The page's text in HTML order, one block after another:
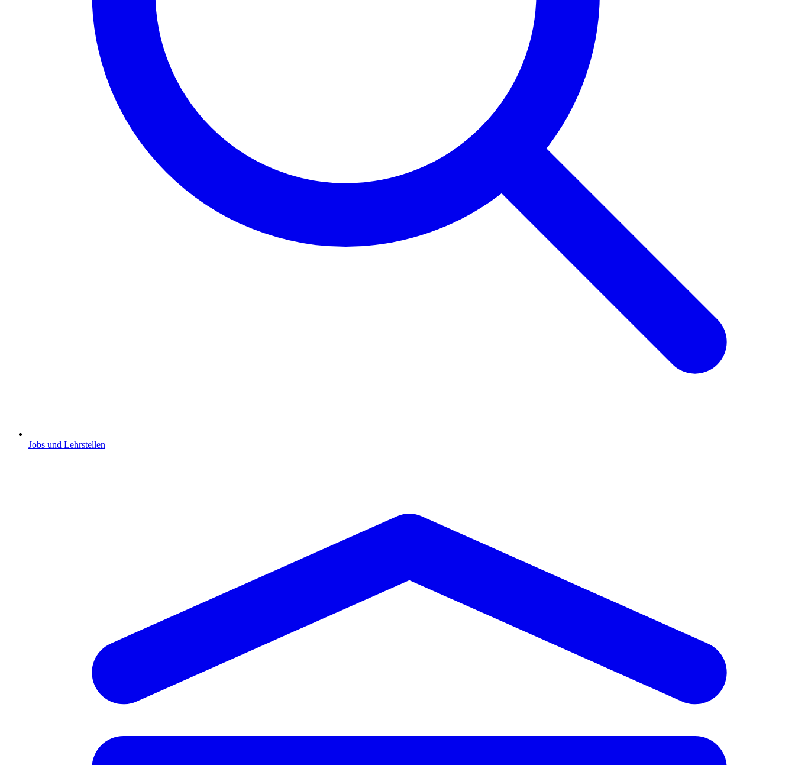
Jobs und Lehrstellen